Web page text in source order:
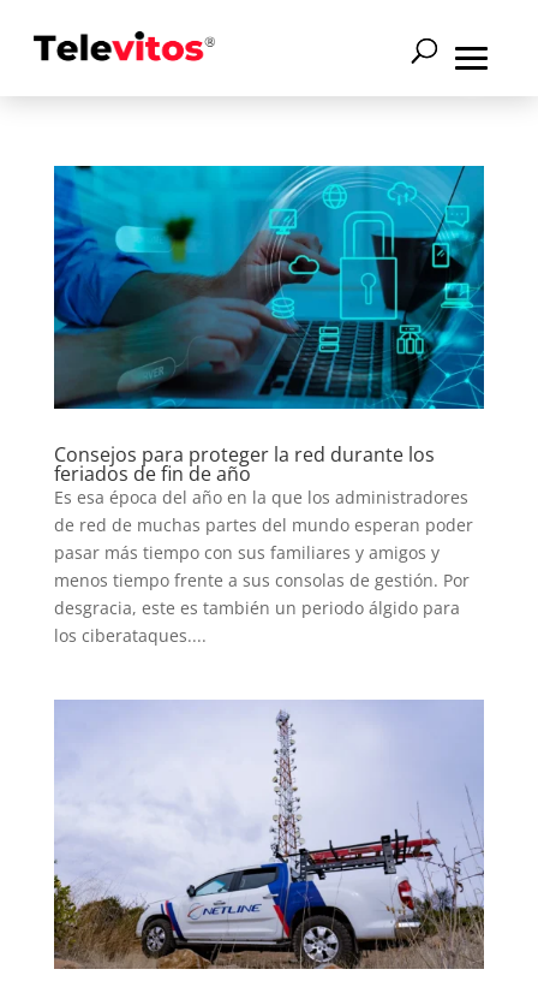
Consejos para proteger la red durante los
feriados de fin de año
Es esa época del año en la que los administradores
de red de muchas partes del mundo esperan poder
pasar más tiempo con sus familiares y amigos y
menos tiempo frente a sus consolas de gestión. Por
desgracia, este es también un periodo álgido para
los ciberataques....